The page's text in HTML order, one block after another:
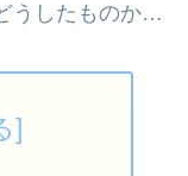
うしたものか…